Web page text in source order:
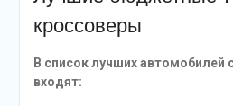
кроссоверы
В список лучших
входят: